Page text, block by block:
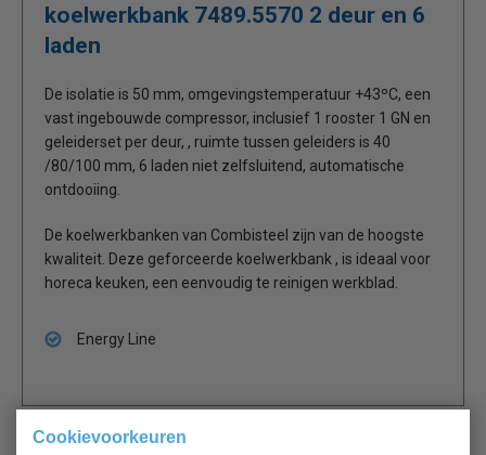
Cookievoorkeuren
koelwerkbank 7489.5570 2 deur en 6
laden
De isolatie is 50 mm, omgevingstemperatuur +43ºC, een
vast ingebouwde compressor, inclusief 1 rooster 1 GN en
geleiderset per deur, , ruimte tussen geleiders is 40
/80/100 mm, 6 laden niet zelfsluitend, automatische
ontdooiing.
De koelwerkbanken van Combisteel zijn van de hoogste
kwaliteit. Deze geforceerde koelwerkbank , is ideaal voor
horeca keuken, een eenvoudig te reinigen werkblad.
Energy Line
Gerelateerde producten